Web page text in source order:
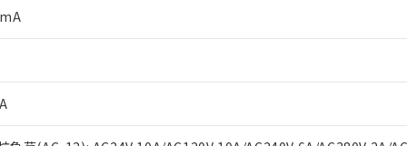
い。
但し、RoHS指令で産業用監視および制御機器に対する適用除外項目は除く。
「○」：最大均質材料含有率が中国RoHSの基準値以下であることを
「×」：最大均質材料含有率が中国RoHSの基準値を超えていること
*中国RoHS10物質の基準値 (GB/T26572)：
Pb(鉛) :1000ppm、 Hg(水銀) : 1000ppm、 Cd(カドミウム) : 100ppm、
Cr(Ⅵ)(六価クロム) : 1000ppm、 PBBs(ポリ臭化ビフェニル類) : 1000ppm、 PBDEs(ポ
DBP(フタル酸ジブチル) : 1000ppm、 DIBP(フタル酸ジイソブチル) : 1000ppm、 BBP(
DEHP(フタル酸ビス(2-エチルヘキシル)) : 1000ppm
当社は、これら貴社製品のうち、外国為替および外国貿易法
当社は貴社製品を、核兵器、ミサイル、化学兵器、生物兵器
号
○ 一定数以上の在庫あり